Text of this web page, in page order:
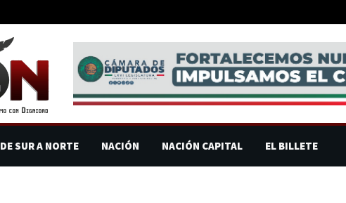
DE SUR A NORTE NACIÓN NACIÓN CAPITAL EL BILLETE